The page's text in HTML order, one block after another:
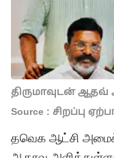
திருமாவுடன்
Source : சிறப்பு
தவெக ஆட்சி